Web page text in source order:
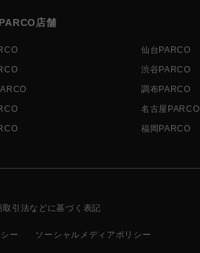
店舗
仙台PARCO
渋谷PARCO
調布PARCO
名古屋PARCO
福岡PARCO
取引法などに基づく表記
ー ソーシャルメディアポリシー